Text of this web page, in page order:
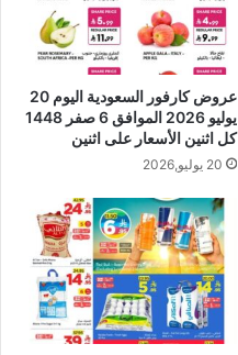
عروض كارفور السعودية اليوم 20
يوليو 2026 الموافق 6 صفر 1448
كل اثنين الأسعار على اثنين
20 يوليو,2026